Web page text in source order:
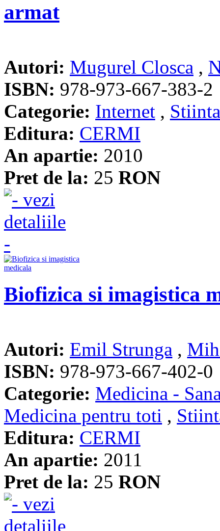
armat
Autori: Mugurel Closca ,
ISBN: 978-973-667-383-2
Categorie: Internet ,
Editura: CERMI
An apartie: 2010
Pret de la: 25 RON
Biofizica si imagistica
Autori: Emil Strunga ,
ISBN: 978-973-667-402-0
Categorie: Medicina -
Medicina pentru toti ,
Editura: CERMI
An apartie: 2011
Pret de la: 25 RON